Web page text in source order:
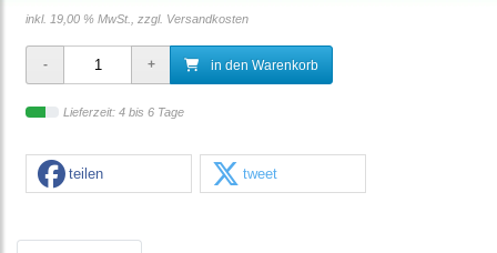
inkl. 19,00 % MwSt., zzgl. Versandkosten
in den Warenkorb
Lieferzeit: 4 bis 6 Tage
teilen tweet